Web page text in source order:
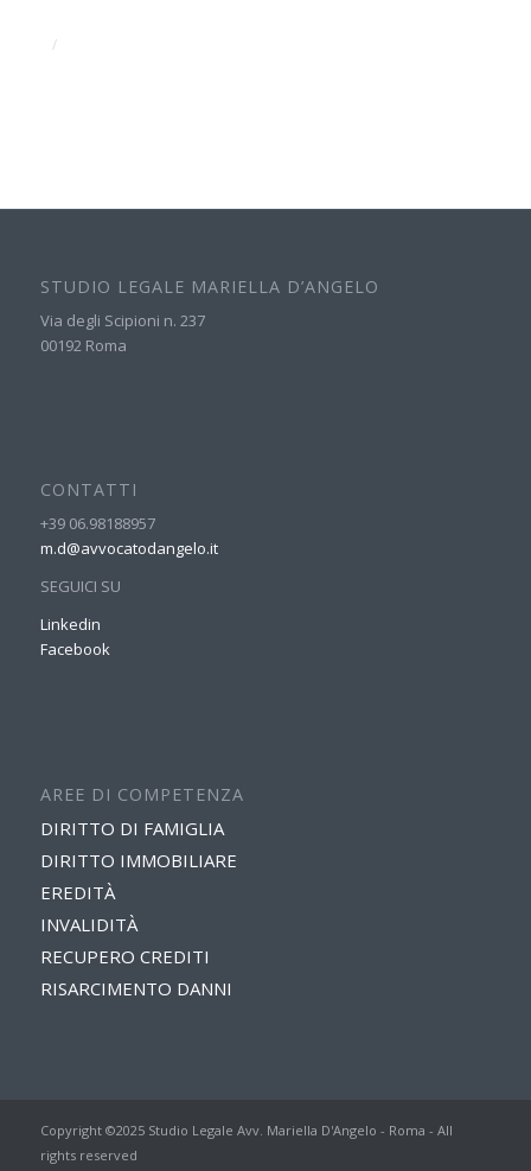
/
STUDIO LEGALE MARIELLA D’ANGELO
Via degli Scipioni n. 237
00192 Roma
CONTATTI
+39 06.98188957
m.d@avvocatodangelo.it
SEGUICI SU
Linkedin
Facebook
AREE DI COMPETENZA
DIRITTO DI FAMIGLIA
DIRITTO IMMOBILIARE
EREDITÀ
INVALIDITÀ
RECUPERO CREDITI
RISARCIMENTO DANNI
Copyright ©2025 Studio Legale Avv. Mariella D'Angelo - Roma - All
rights reserved